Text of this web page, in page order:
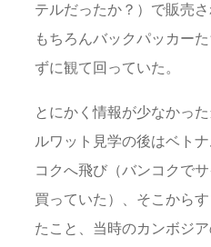
テルだったか？）で販売
もちろんバックパッカー
ずに観て回っていた。
とにかく情報が少なかっ
ルワット見学の後はベト
コクへ飛び（バンコクで
買っていた）、そこから
たこと、当時のカンボジ